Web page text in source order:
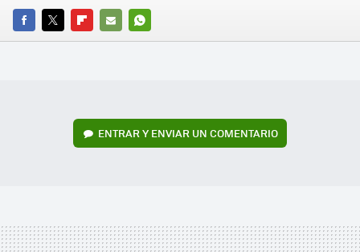
FACEBOOK
TWITTERFLIPBOARD
E-
WHATSAPP
ENTRAR Y ENVIAR UN COMENTARIO